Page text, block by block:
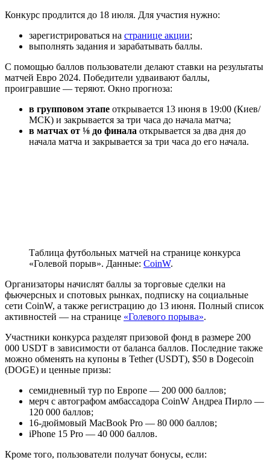
Конкурс продлится до 18 июля. Для участия нужно:
зарегистрироваться на странице акции;
выполнять задания и зарабатывать баллы.
С помощью баллов пользователи делают ставки на результаты
матчей Евро 2024. Победители удваивают баллы,
проигравшие — теряют. Окно прогноза:
в групповом этапе открывается 13 июня в 19:00 (Киев/
МСК) и закрывается за три часа до начала матча;
в матчах от ⅛ до финала открывается за два дня до
начала матча и закрывается за три часа до его начала.
Таблица футбольных матчей на странице конкурса
«Голевой порыв». Данные: CoinW.
Организаторы начислят баллы за торговые сделки на
фьючерсных и спотовых рынках, подписку на социальные
сети CoinW, а также регистрацию до 13 июня. Полный список
активностей ― на странице «Голевого порыва».
Участники конкурса разделят призовой фонд в размере 200
000 USDT в зависимости от баланса баллов. Последние также
можно обменять на купоны в Tether (USDT), $50 в Dogecoin
(DOGE) и ценные призы:
семидневный тур по Европе ― 200 000 баллов;
мерч с автографом амбассадора CoinW Андреа Пирло ―
120 000 баллов;
16-дюймовый MacBook Pro ― 80 000 баллов;
iPhone 15 Pro ― 40 000 баллов.
Кроме того, пользователи получат бонусы, если: